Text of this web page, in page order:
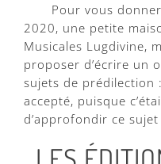
Pour vous
2020, une petite
Musicales Lugdivine,
proposer d’écrire un
sujets de prédilection
accepté, puisque
d’approfondir ce